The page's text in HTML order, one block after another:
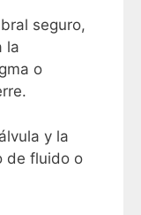
seguro,
la
o
y la
de fluido o